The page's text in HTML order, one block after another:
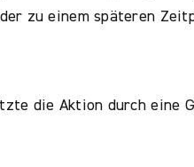
zu einem späteren
die Aktion durch